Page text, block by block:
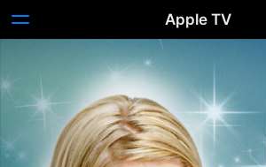
Apple TV